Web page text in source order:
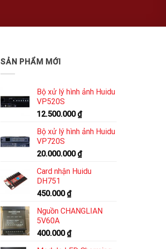
SẢN PHẨM MỚI
Bộ xử lý hình ảnh Huidu
VP520S
12.500.000₫
Bộ xử lý hình ảnh Huidu
VP720S
20.000.000₫
Card nhận Huidu
DH751
450.000₫
Nguồn CHANGLIAN
5V60A
400.000₫